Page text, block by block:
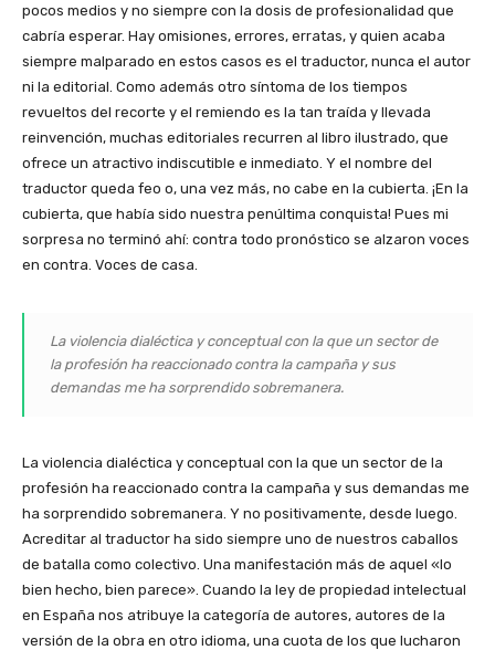
pocos medios y no siempre con la dosis de profesionalidad que
cabría esperar. Hay omisiones, errores, erratas, y quien acaba
siempre malparado en estos casos es el traductor, nunca el autor
ni la editorial. Como además otro síntoma de los tiempos
revueltos del recorte y el remiendo es la tan traída y llevada
reinvención, muchas editoriales recurren al libro ilustrado, que
ofrece un atractivo indiscutible e inmediato. Y el nombre del
traductor queda feo o, una vez más, no cabe en la cubierta. ¡En la
cubierta, que había sido nuestra penúltima conquista! Pues mi
sorpresa no terminó ahí: contra todo pronóstico se alzaron voces
en contra. Voces de casa.
La violencia dialéctica y conceptual con la que un sector de
la profesión ha reaccionado contra la campaña y sus
demandas me ha sorprendido sobremanera.
La violencia dialéctica y conceptual con la que un sector de la
profesión ha reaccionado contra la campaña y sus demandas me
ha sorprendido sobremanera. Y no positivamente, desde luego.
Acreditar al traductor ha sido siempre uno de nuestros caballos
de batalla como colectivo. Una manifestación más de aquel «lo
bien hecho, bien parece». Cuando la ley de propiedad intelectual
en España nos atribuye la categoría de autores, autores de la
versión de la obra en otro idioma, una cuota de los que lucharon